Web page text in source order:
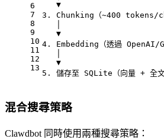
6
7
8
9
10
11
12
13
   ▼
3. Chunking（~400 tokens/
   ▼
4. Embedding（透過 OpenAI/
   ▼
5. 儲存至 SQLite（向量 + 全文
混合搜尋策略
Clawdbot 同時使用兩種搜尋策略：